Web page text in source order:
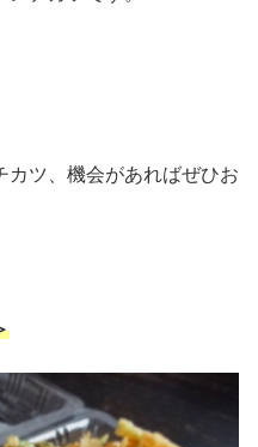
カツ、機会があればぜひお